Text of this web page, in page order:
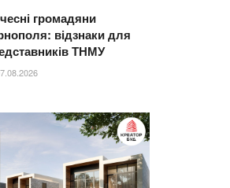
громадяни
відзнаки для
ТНМУ